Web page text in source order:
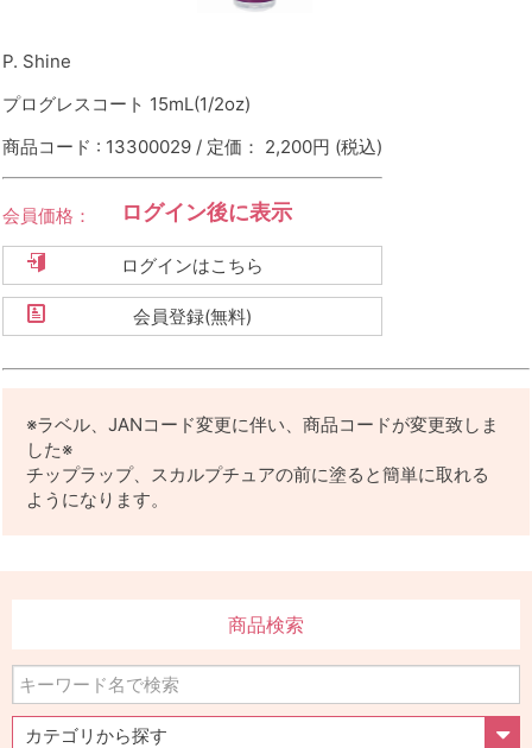
P. Shine
プログレスコート 15mL(1/2oz)
商品コード : 13300029 / 定価： 2,200円 (税込)
会員価格： ログイン後に表示
ログインはこちら
会員登録(無料)
※ラベル、JANコード変更に伴い、商品コードが変更致しま
した※
チップラップ、スカルプチュアの前に塗ると簡単に取れる
ようになります。
商品検索